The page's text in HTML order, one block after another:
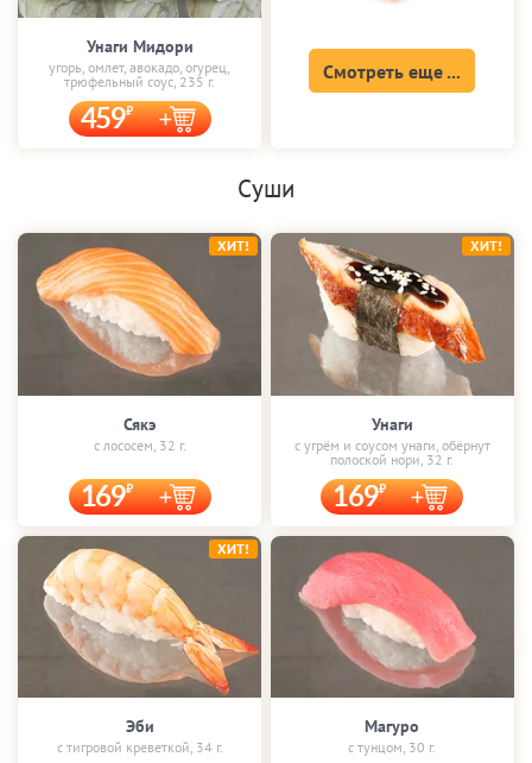
Унаги Мидори
угорь, омлет, авокадо, огурец,
трюфельный соус, 235 г.
459
Смотреть еще ...
Суши
Сякэ
с лососем, 32 г.
169
ХИТ!
Унаги
с угрём и соусом унаги, обёрнут
полоской нори, 32 г.
169
ХИТ!
Эби
с тигровой креветкой, 34 г.
ХИТ!
Магуро
с тунцом, 30 г.